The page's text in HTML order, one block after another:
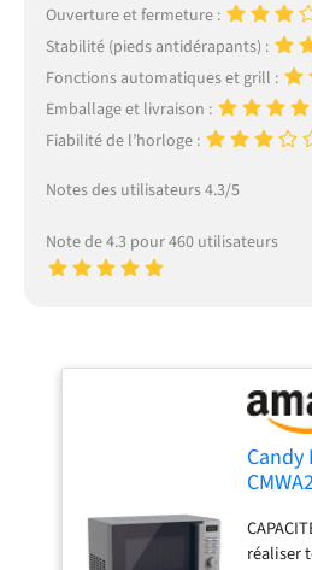
Ouverture et fermeture :
Stabilité (pieds antidérapants) :
Fonctions automatiques et grill :
Emballage et livraison :
Fiabilité de l’horloge :
Notes des utilisateurs 4.3/5
Note de 4.3 pour 460 utilisateurs
Candy
réaliser